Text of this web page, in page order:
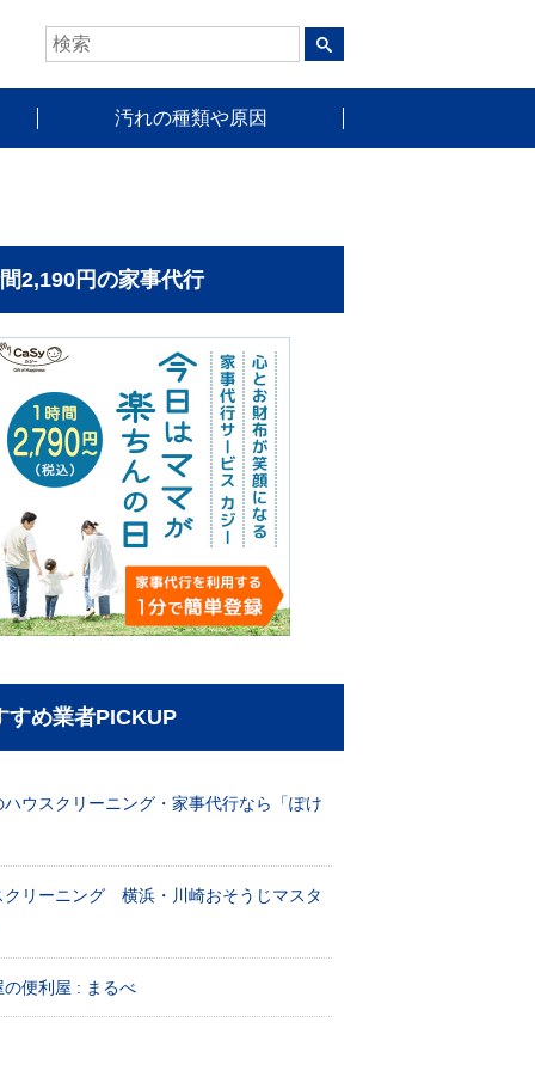
汚れの種類や原因
2,190円の家事代行
すめ業者PICKUP
ハウスクリーニング・家事代行なら「ぽけ
クリーニング 横浜・川崎おそうじマスタ
の便利屋 : まるべ